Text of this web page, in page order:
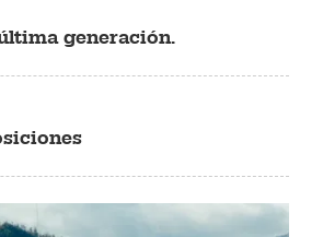
generación.